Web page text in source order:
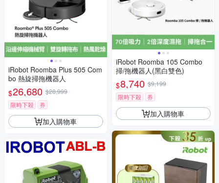
iRobot Roomba Plus 505 Com
bo 熱旋掃拖機器人
$26,680 $28,999
限時下殺
券
加入購物車
iRobot Roomba 105 Combo
掃/拖機器人(黑白雙色)
$8,740 $9,199
限時下殺
券
加入購物車